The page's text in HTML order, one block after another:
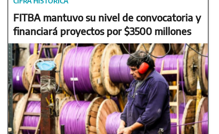
FITBA mantuvo su nivel de convocatoria y
financiará proyectos por $3500 millones